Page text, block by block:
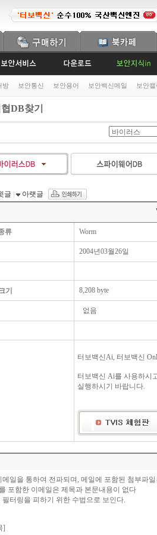
방 보안통신 보안용어 보안백신메일 보안
DB찾기
글 아랫글
류 Worm
2004년03월26일
기 8,208 byte
없음
터보백신Ai, 터보백신
터보백신 Ai를 사용하시
실행하시기 바랍니다.
메일을 통하여 전파되며, 메일에 포함된 첨부파
포함한 이메일은 제목과 본문내용이 없다
필터링을 피하기 위한 수법으로 보인다.
]